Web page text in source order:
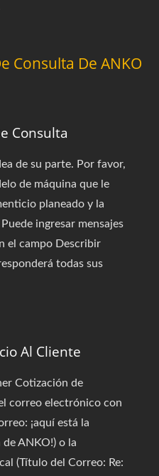
Consulta De ANKO
Consulta
de su parte. Por favor,
de máquina que le
planeado y la
ingresar mensajes
el campo Describir
todas sus
Al Cliente
Cotización de
correo electrónico con
¡aquí está la
ANKO!) o la
(Título del Correo: Re: